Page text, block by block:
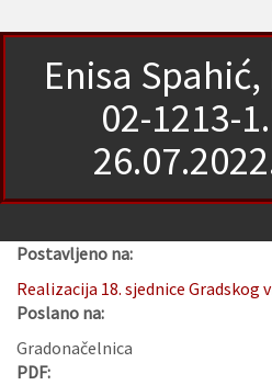
Enisa Spahić,
02-1213-
Postavljeno na:
Realizacija 18. sjednice Gradskog
Poslano na:
Gradonačelnica
PDF: